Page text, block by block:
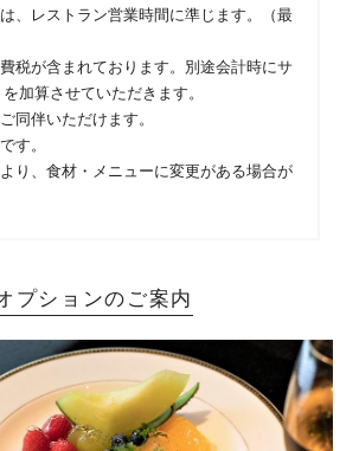
、レストラン営業時間に準じます。（最
税が含まれております。別途会計時にサ
加算させていただきます。
同伴いただけます。
す。
り、食材・メニューに変更がある場合が
プションのご案内